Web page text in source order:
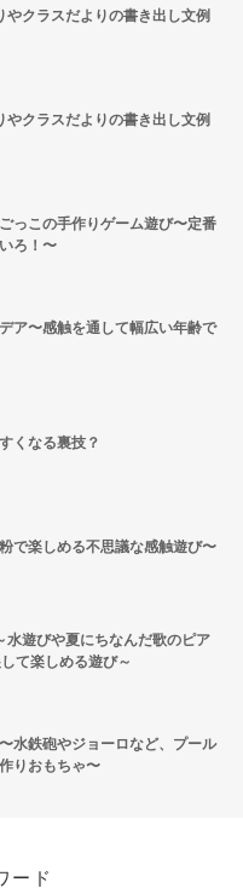
クラスだよりの書き出し文例
クラスだよりの書き出し文例
っこの手作りゲーム遊び〜定番
ろ！〜
ア〜感触を通して幅広い年齢で
くなる裏技？
で楽しめる不思議な感触遊び〜
遊びや夏にちなんだ歌のピア
て楽しめる遊び～
水鉄砲やジョーロなど、プール
りおもちゃ〜
ード